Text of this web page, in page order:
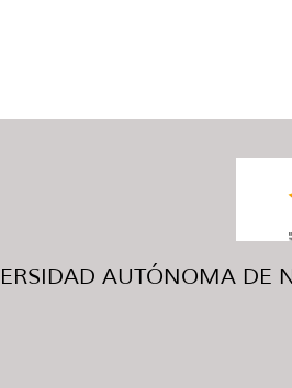
AUTÓNOMA DE